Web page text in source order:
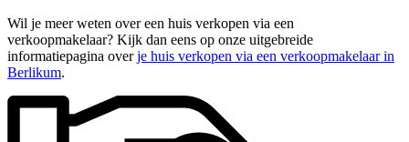
Wil je meer weten over een huis verkopen via een
verkoopmakelaar? Kijk dan eens op onze uitgebreide
informatiepagina overje huis verkopen via een verkoopmakelaar in
Berlikum.